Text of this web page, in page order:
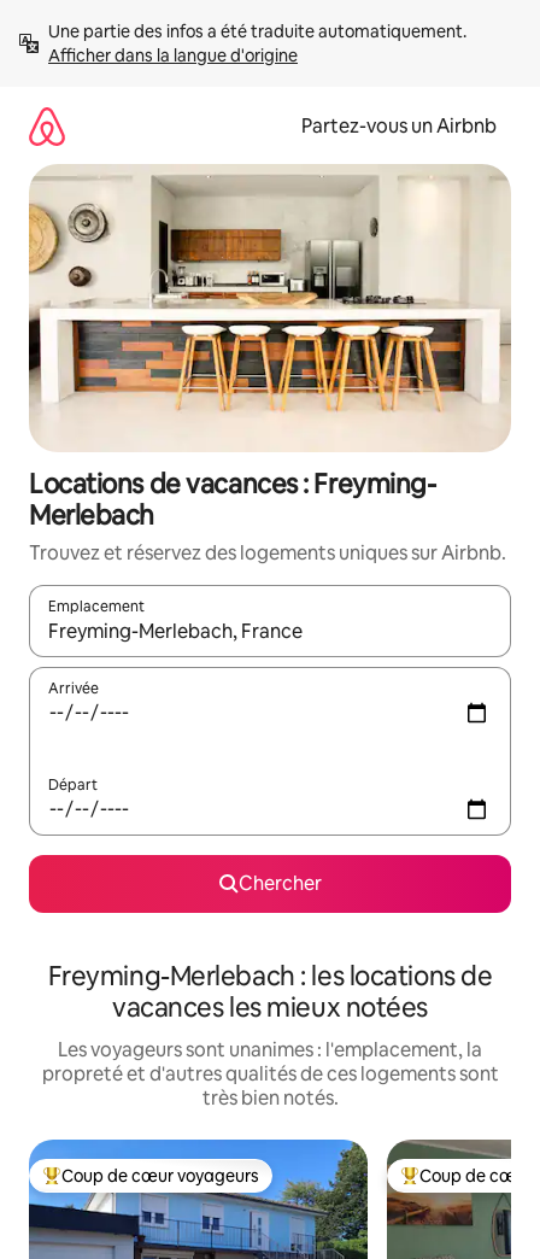
directement
Afficher dans la langue d'origine
Partez-vous un Airbnb
Locations de vacances : Freyming-
Merlebach
Trouvez et réservez des logements uniques sur Airbnb.
Emplacement
Quand les résultats sont affichés, parcourez-les en utilisant
Arrivée
Départ
Chercher
Freyming-Merlebach : les locations de
vacances les mieux notées
Les voyageurs sont unanimes : l'emplacement, la
propreté et d'autres qualités de ces logements sont
très bien notés.
Coup de cœur voyageurs parmi les plus aimés
Coup de cœur voyageurs Coup de cœur
Coup de cœur